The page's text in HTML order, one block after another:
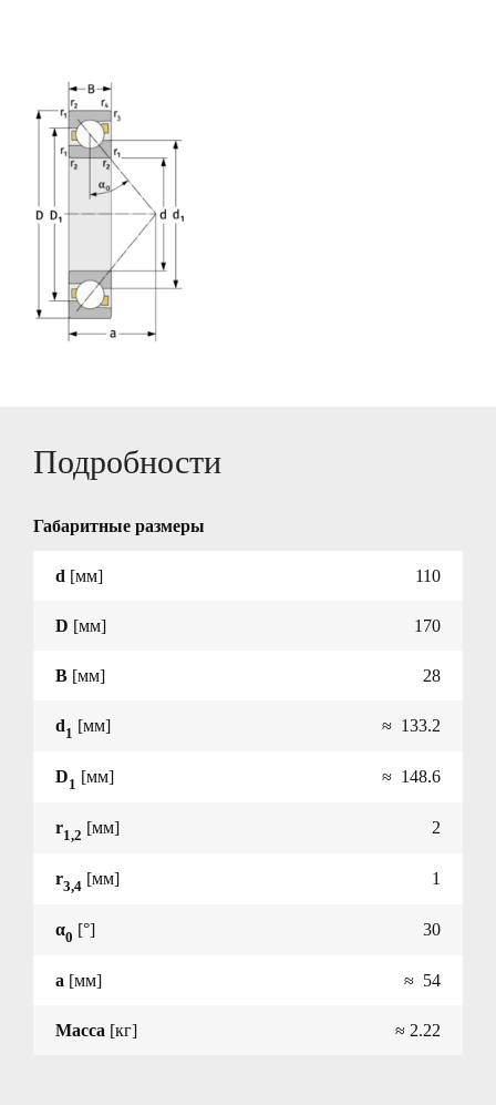
Подробности
Габаритные размеры
d [мм] 110
D [мм] 170
B [мм] 28
d1 [мм] ≈ 133.2
D1 [мм] ≈ 148.6
r1,2 [мм] 2
r3,4 [мм] 1
α0 [°] 30
a [мм] ≈ 54
Масса [кг] ≈ 2.22